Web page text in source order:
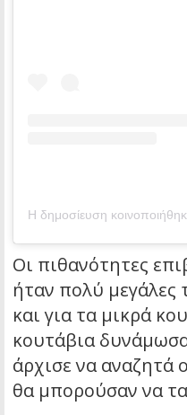
Οι πιθανότητες
ήταν πολύ μεγάλες
και για τα μικρά
κουτάβια
άρχισε να αναζητά
θα μπορούσαν να